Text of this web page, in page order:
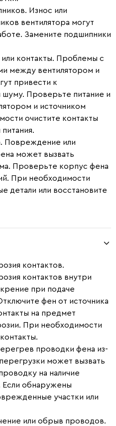
Износ или
вентилятора могут
Замените подшипники
контакты. Проблемы с
между вентилятором и
привести к
шуму. Проверьте питание и
и источником
очистите контакты
Повреждение или
может вызвать
Проверьте корпус фена
При необходимости
детали или восстановите
контактов.
контактов внутри
при подаче
фен от источника
на предмет
При необходимости
проводки фена из-
может вызвать
на наличие
Если обнаружены
участки или
или обрыв проводов.